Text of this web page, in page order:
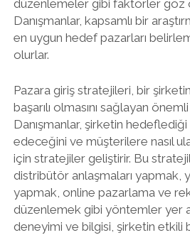
düzenlemeler gibi faktörler göz
Danışmanlar, kapsamlı bir
en uygun hedef pazarları
olurlar.
Pazara giriş stratejileri, bir
başarılı olmasını sağlayan
Danışmanlar, şirketin
edeceğini ve müşterilere nasıl
için stratejiler geliştirir. Bu
distribütör anlaşmaları yapmak,
yapmak, online pazarlama ve
düzenlemek gibi yöntemler yer
deneyimi ve bilgisi, şirketin etkili